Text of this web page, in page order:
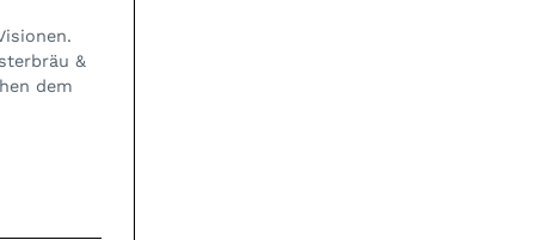
&
dem